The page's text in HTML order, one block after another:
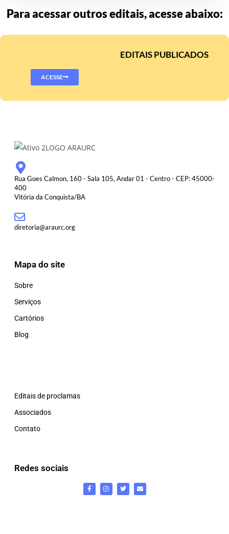
Para acessar outros editais, acesse abaixo:
EDITAIS PUBLICADOS
ACESSE
Rua Goes Calmon, 160 - Sala 105, Andar 01 - Centro - CEP: 45000-
400
Vitória da Conquista/BA
diretoria@araurc.org
Mapa do site
Sobre
Serviços
Cartórios
Blog
Editais de proclamas
Associados
Contato
Redes sociais